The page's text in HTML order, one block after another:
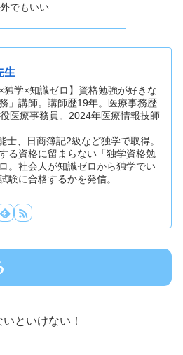
でもいい
生
×独学×知識ゼロ】資格勉強が好きな
務」講師。講師歴19年。医療事務歴
医療事務員。2024年医療情報技師
士、日商簿記2級など独学で取得。
る資格に留まらない「独学資格勉
。社会人が知識ゼロから独学でい
験に合格するかを発信。
といけない！